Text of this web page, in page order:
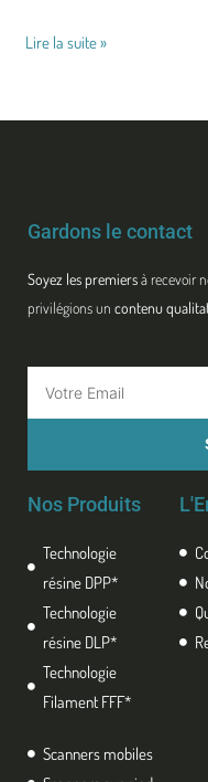
Lire la suite »
Gardons le contact
Soyez les premiersà recevoir
privilégions un contenu
Nos Produits
Technologie
résine DPP*
Technologie
résine DLP*
Technologie
Filament FFF*
Scanners mobiles